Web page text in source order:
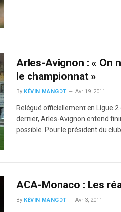
Arles-Avignon : « On
le championnat »
By KÉVIN MANGOT Avr 19, 2011
Relégué officiellement en Ligue 2
dernier, Arles-Avignon entend
possible. Pour le président du club
ACA-Monaco : Les
By KÉVIN MANGOT Avr 3, 2011